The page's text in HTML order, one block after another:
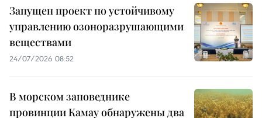
Запущен проект по устойчивому
управлению озоноразрушающими
веществами
24/07/2026 08:52
В морском заповеднике
провинции Камау обнаружены два